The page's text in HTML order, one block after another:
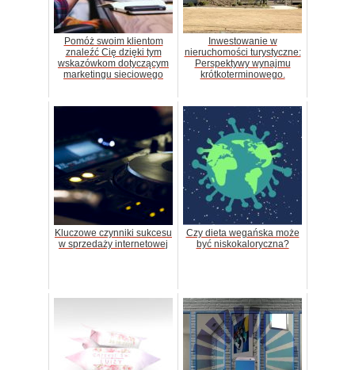
Pomóż swoim klientom
znaleźć Cię dzięki tym
wskazówkom dotyczącym
marketingu sieciowego
Inwestowanie w
nieruchomości turystyczne:
Perspektywy wynajmu
krótkoterminowego.
Kluczowe czynniki sukcesu
w sprzedaży internetowej
Czy dieta wegańska może
być niskokaloryczna?